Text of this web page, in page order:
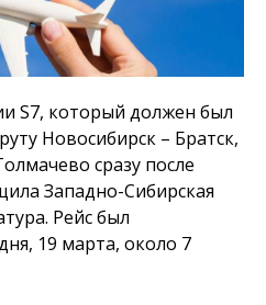
S7, который должен был
Новосибирск – Братск,
сразу после
Западно-Сибирская
Рейс был
19 марта, около 7